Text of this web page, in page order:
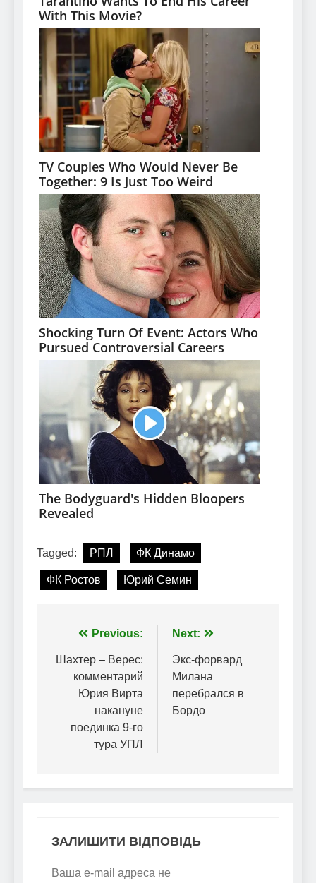
Tagged: РПЛ ФК Динамо
ФК Ростов Юрий Семин
Навігація
записів
Previous:
Шахтер – Верес:
комментарий
Юрия Вирта
накануне
поединка 9-го
тура УПЛ
Next:
Экс-форвард
Милана
перебрался в
Бордо
ЗАЛИШИТИ ВІДПОВІДЬ
Ваша e-mail адреса не